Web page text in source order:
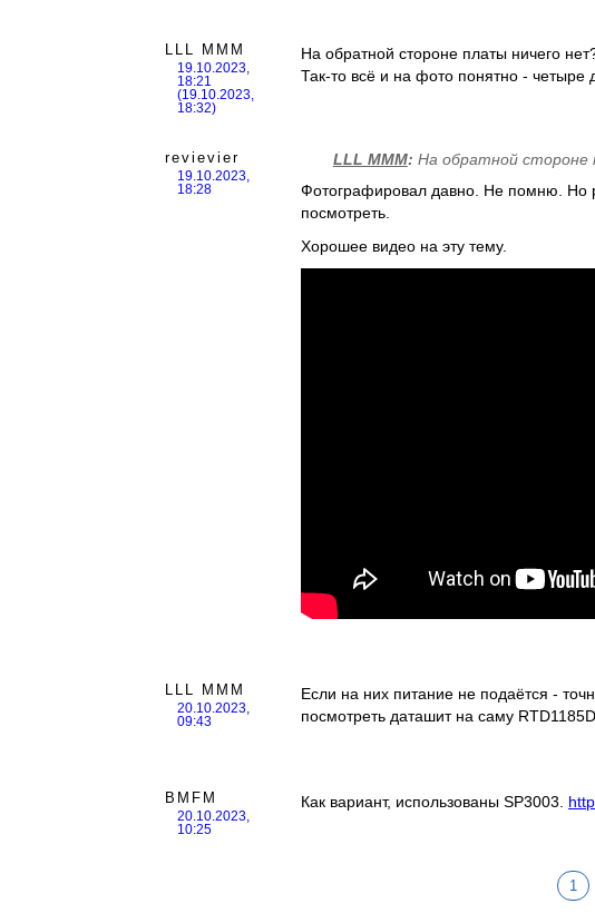
LLL MMM
19.10.2023,
18:21
(19.10.2023,
18:32)
На обратной стороне платы ничего
Так-то всё и на фото понятно -
revievier
19.10.2023,
18:28
LLL MMM: На обратной стороне
Фотографировал давно. Не помню. Но
посмотреть.
Хорошее видео на эту тему.
LLL MMM
20.10.2023,
09:43
Если на них питание не подаётся -
посмотреть даташит на саму
BMFM
20.10.2023,
10:25
Как вариант, использованы SP3003.
1